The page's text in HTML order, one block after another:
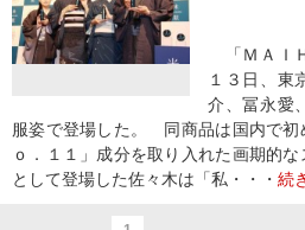
「ＭＡＩ
１３日、東
介、冨永愛
服姿で登場した。 同商品は国内で初
ｏ．１１」成分を取り入れた画期的
として登場した佐々木は「私・・・ 続